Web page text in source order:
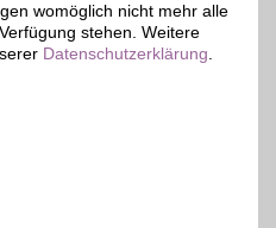
womöglich nicht mehr alle
stehen. Weitere
Datenschutzerklärung